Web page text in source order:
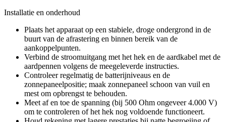
Installatie en onderhoud
Plaats het apparaat op een stabiele, droge ondergrond in de
buurt van de afrastering en binnen bereik van de
aankoppelpunten.
Verbind de stroomuitgang met het hek en de aardkabel met de
aardpennen volgens de meegeleverde instructies.
Controleer regelmatig de batterijniveaus en de
zonnepaneelpositie; maak zonnepaneel schoon van vuil en
mest om opbrengst te behouden.
Meet af en toe de spanning (bij 500 Ohm ongeveer 4.000 V)
om te controleren of het hek nog voldoende functioneert.